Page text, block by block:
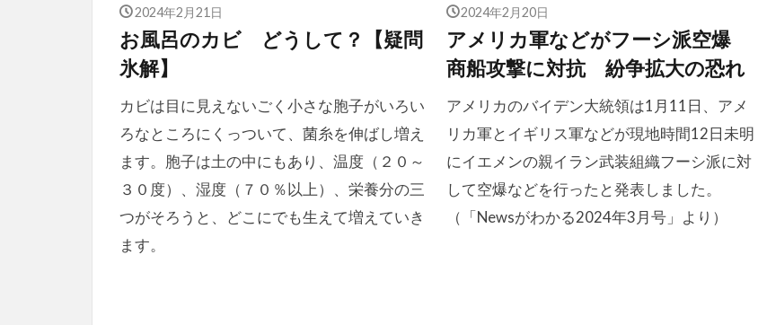
2024年2月21日
お風呂のカビ どうして？【疑問
氷解】
カビは目に見えないごく小さな胞子がいろい
ろなところにくっついて、菌糸を伸ばし増え
ます。胞子は土の中にもあり、温度（２０～
３０度）、湿度（７０％以上）、栄養分の三
つがそろうと、どこにでも生えて増えていき
ます。
2024年2月20日
アメリカ軍などがフーシ派空爆
商船攻撃に対抗 紛争拡大の恐れ
アメリカのバイデン大統領は1月11日、アメ
リカ軍とイギリス軍などが現地時間12日未明
にイエメンの親イラン武装組織フーシ派に対
して空爆などを行ったと発表しました。
（「Newsがわかる2024年3月号」より）